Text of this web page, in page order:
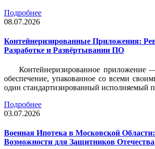
Подробнее
08.07.2026
Контейнеризированные Приложения:
Разработке и Развёртывании ПО
Контейнеризированное приложение
обеспечение, упакованное со всеми
один стандартизированный исполняемый
Подробнее
03.07.2026
Военная Ипотека в Московской
Возможности для Защитников Отечества